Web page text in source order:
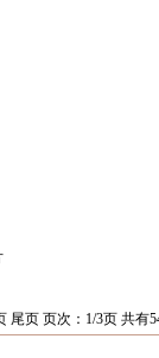
尾页 页次：1/3页 共有